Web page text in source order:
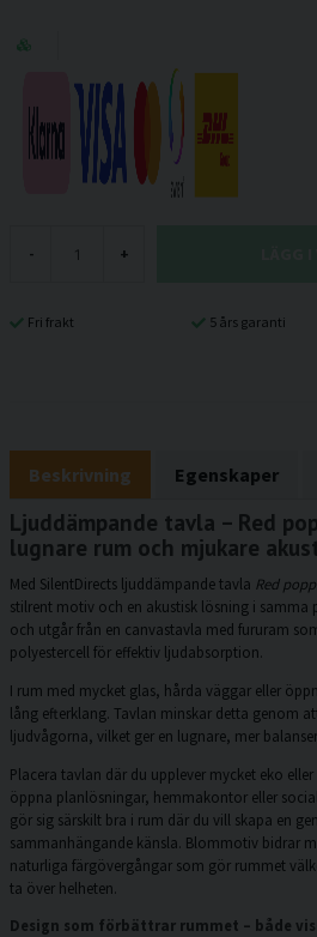
- +
Fri frakt 5 års garanti
Beskrivning Egenskaper
Ljuddämpande tavla – Red
lugnare rum och mjukare
Med SilentDirects ljuddämpande tavla Red
stilrent motiv och en akustisk lösning i samma
och utgår från en canvastavla med fururam
polyestercell för effektiv ljudabsorption.
I rum med mycket glas, hårda väggar eller
lång efterklang. Tavlan minskar detta genom
ljudvågorna, vilket ger en lugnare, mer
Placera tavlan där du upplever mycket eko
öppna planlösningar, hemmakontor eller
gör sig särskilt bra i rum där du vill skapa en
sammanhängande känsla. Blommotiv bidrar
naturliga färgövergångar som gör rummet
ta över helheten.
Design som förbättrar rummet – både